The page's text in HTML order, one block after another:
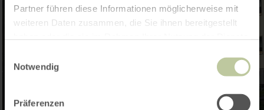
Partner führen diese Informationen möglicherweise mit
weiteren Daten zusammen, die Sie ihnen bereitgestellt
Notwendig
Präferenzen